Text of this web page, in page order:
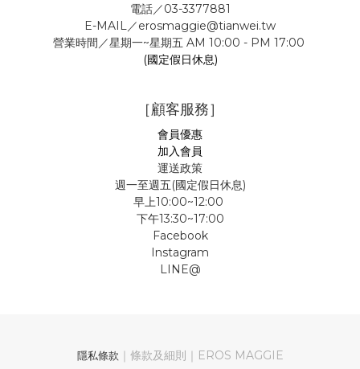
電話／03-3377881
E-MAIL／erosmaggie@tianwei.tw
營業時間／星期一~星期五 AM 10:00 - PM 17:00
(國定假日休息)
［顧客服務］
會員優惠
加入會員
運送政策
週一至週五(國定假日休息)
早上10:00~12:00
下午13:30~17:00
Facebook
Instagram
LINE@
隱私條款 ｜條款及細則｜EROS MAGGIE